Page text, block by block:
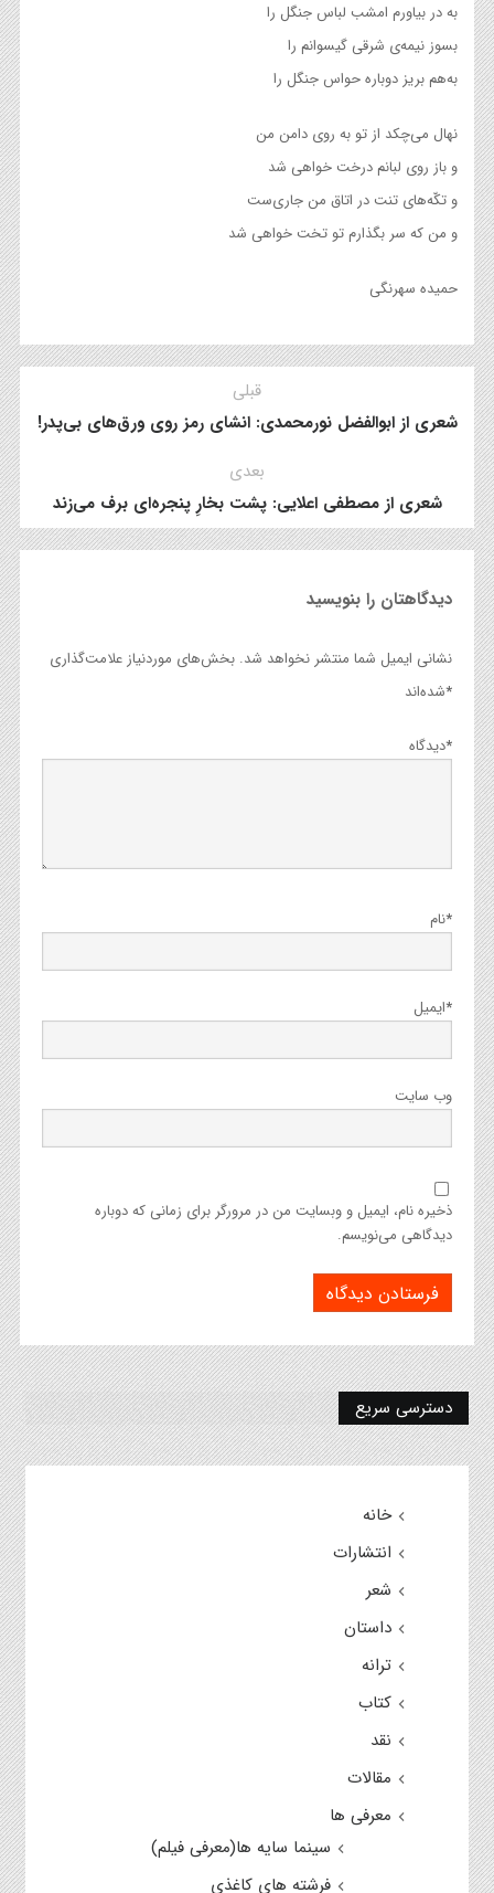
به در بیاورم امشب لباس جنگل را
بسوز نیمه‌ی شرقی گیسوانم را
به‌‌هم بریز دوباره حواس جنگل را
نهال می‌چکد از تو به روی دامن من
و باز روی لبانم درخت خواهی شد
و تکّه‌های تنت در اتاق من جاری‌ست
و من که سر بگذارم تو تخت خواهی شد
حمیده سهرنگی
قبلی
شعری از ابوالفضل نورمحمدی: انشای رمز روی ورق‌های بی‌پدر!
بعدی
شعری از مصطفی اعلایی: پشت بخارِ پنجره‌ای برف می‌زند
دیدگاهتان را بنویسید
نشانی ایمیل شما منتشر نخواهد شد. بخش‌های موردنیاز علامت‌گذاری
شده‌اند*
دیدگاه*
نام*
ایمیل*
وب‌ سایت
ذخیره نام، ایمیل و وبسایت من در مرورگر برای زمانی که دوباره
دیدگاهی می‌نویسم.
دسترسی سریع
خانه
انتشارات
شعر
داستان
ترانه
کتاب
نقد
مقالات
معرفی ها
سینما سایه ها(معرفی فیلم)
فرشته های کاغذی